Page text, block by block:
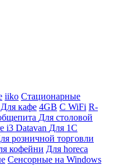
iiko Стационарные
Для кафе 4GB С WiFi R-
Для столовой
i3 Datavan Для 1С
розничной торговли
кофейни Для horeca
Сенсорные на Windows